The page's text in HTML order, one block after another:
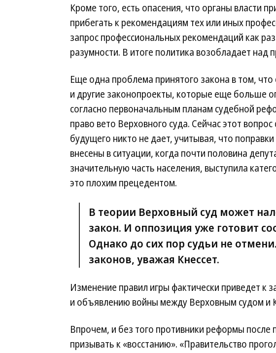
Кроме того, есть опасения, что органы власти
прибегать к рекомендациям тех или иных
запрос профессиональных рекомендаций как
разумности. В итоге политика возобладает над
Еще одна проблема принятого закона в том,
и другие законопроекты, которые еще больше
согласно первоначальным планам судебной
право вето Верховного суда. Сейчас этот вопрос
будущего никто не дает, учитывая, что
внесены в ситуации, когда почти половина
значительную часть населения, выступила
это плохим прецедентом.
В теории Верховный суд может
закон. И оппозиция уже готовит
Однако до сих пор судьи не
законов, уважая Кнессет.
Изменение правил игры фактически приведет к
и объявлению войны между Верховным судом и
Впрочем, и без того противники реформы после
призывать к «восстанию». «Правительство